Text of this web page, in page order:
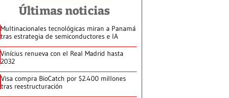
Últimas noticias
Multinacionales tecnológicas miran a Panamá
tras estrategia de semiconductores e IA
Vinícius renueva con el Real Madrid hasta
2032
Visa compra BioCatch por $2.400 millones
tras reestructuración